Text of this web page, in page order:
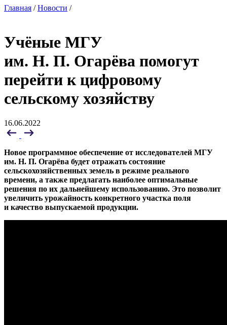
Главная /Новости /
Учёные МГУ
им. Н. П. Огарёва помогут
перейти к цифровому
сельскому хозяйству
16.06.2022
Новое программное обеспечение от исследователей МГУ
им. Н. П. Огарёва будет отражать состояние
сельскохозяйственных земель в режиме реального
времени, а также предлагать наиболее оптимальные
решения по их дальнейшему использованию. Это позволит
увеличить урожайность конкретного участка поля
и качество выпускаемой продукции.